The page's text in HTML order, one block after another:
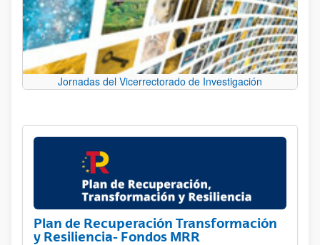
Jornadas del Vicerrectorado de Investigación
Plan de Recuperación Transformación
y Resiliencia- Fondos MRR